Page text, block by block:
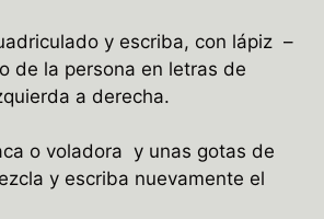
y escriba, con lápiz –
de la persona en letras de
a derecha.
o voladora y unas gotas de
y escriba nuevamente el